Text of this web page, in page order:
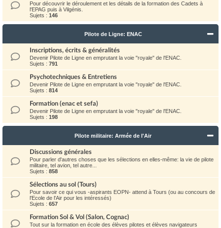
Pour découvrir le déroulement et les détails de la formation des Cadets à
l'EPAG puis à Vilgénis.
Sujets : 146
Pilote de Ligne: ENAC
Inscriptions, écrits & généralités
Devenir Pilote de Ligne en emprutant la voie "royale" de l'ENAC.
Sujets : 791
Psychotechniques & Entretiens
Devenir Pilote de Ligne en emprutant la voie "royale" de l'ENAC.
Sujets : 814
Formation (enac et sefa)
Devenir Pilote de Ligne en emprutant la voie "royale" de l'ENAC.
Sujets : 198
Pilote militaire: Armée de l'Air
Discussions générales
Pour parler d'autres choses que les sélections en elles-même: la vie de pilote
militaire, tel avion, tel autre...
Sujets : 858
Sélections au sol (Tours)
Pour savoir ce qui vous -aspirants EOPN- attend à Tours (ou au concours de
l'Ecole de l'Air pour les intéressés)
Sujets : 657
Formation Sol & Vol (Salon, Cognac)
Tout sur la formation en école des élèves pilotes et élèves navigateurs